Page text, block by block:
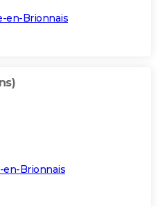
en-Brionnais
en-Brionnais